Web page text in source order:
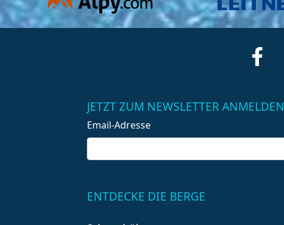
JETZT ZUM NEWSLETTER ANMELDEN
Email-Adresse
ENTDECKE DIE BERGE